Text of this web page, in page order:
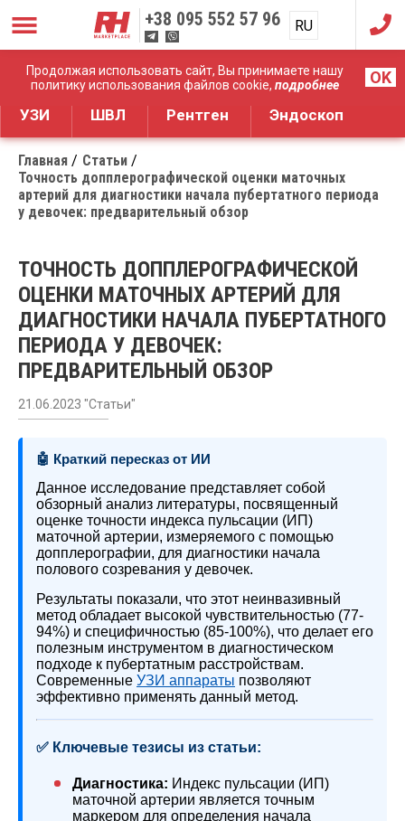
Продолжая использовать сайт, Вы принимаете нашу
политику использования файлов cookie, подробнее OK
+38 095 552 57 96 RU
UA
Дистрибуция медицинского оборудования
УЗИ ШВЛ Рентген Эндоскоп
Главная
Статьи
Точность допплерографической оценки маточных
артерий для диагностики начала пубертатного периода
у девочек: предварительный обзор
ТОЧНОСТЬ ДОППЛЕРОГРАФИЧЕСКОЙ
ОЦЕНКИ МАТОЧНЫХ АРТЕРИЙ ДЛЯ
ДИАГНОСТИКИ НАЧАЛА ПУБЕРТАТНОГО
ПЕРИОДА У ДЕВОЧЕК:
ПРЕДВАРИТЕЛЬНЫЙ ОБЗОР
21.06.2023 "Статьи"
🤖 Краткий пересказ от ИИ
Данное исследование представляет собой
обзорный анализ литературы, посвященный
оценке точности индекса пульсации (ИП)
маточной артерии, измеряемого с помощью
допплерографии, для диагностики начала
полового созревания у девочек.
Результаты показали, что этот неинвазивный
метод обладает высокой чувствительностью (77-
94%) и специфичностью (85-100%), что делает его
полезным инструментом в диагностическом
подходе к пубертатным расстройствам.
Современные УЗИ аппараты позволяют
эффективно применять данный метод.
✅ Ключевые тезисы из статьи:
Диагностика: Индекс пульсации (ИП)
маточной артерии является точным
маркером для определения начала